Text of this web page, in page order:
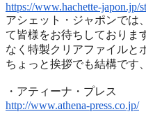
https://www.hachette-japon.jp/
アシェット・ジャポンでは、
て皆様をお待ちしておりま
なく特製クリアファイルと
ちょっと挨拶でも結構です
・アティーナ・プレス
http://www.athena-press.co.jp/